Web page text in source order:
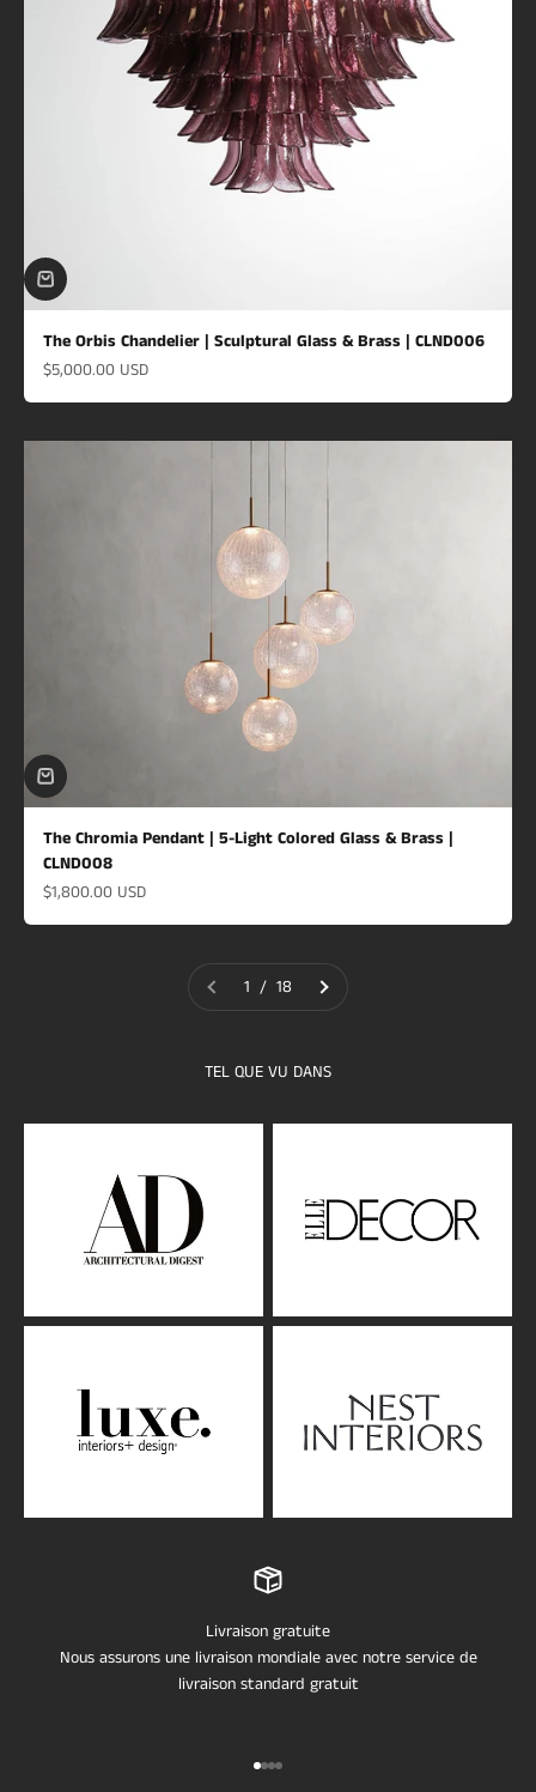
The Orbis Chandelier | Sculptural Glass & Brass | CLND006
Prix de vente
$5,000.00 USD
The Chromia Pendant | 5-Light Colored Glass & Brass |
CLND008
Prix de vente
$1,800.00 USD
1 / 18
TEL QUE VU DANS
Livraison gratuite
Nous assurons une livraison mondiale avec notre service de
livraison standard gratuit